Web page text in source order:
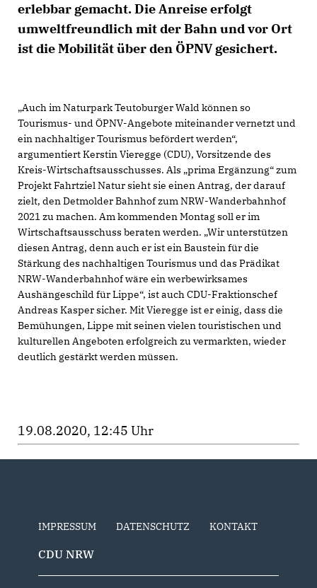
erlebbar gemacht. Die Anreise erfolgt
umweltfreundlich mit der Bahn und vor Ort
ist die Mobilität über den ÖPNV gesichert.
Auch im Naturpark Teutoburger Wald können so
Tourismus- und ÖPNV-Angebote miteinander vernetzt und
ein nachhaltiger Tourismus befördert werden“,
argumentiert Kerstin Vieregge (CDU), Vorsitzende des
Kreis-Wirtschaftsausschusses. Als „prima Ergänzung“ zum
Projekt Fahrtziel Natur sieht sie einen Antrag, der darauf
zielt, den Detmolder Bahnhof zum NRW-Wanderbahnhof
2021 zu machen. Am kommenden Montag soll er im
Wirtschaftsausschuss beraten werden. „Wir unterstützen
diesen Antrag, denn auch er ist ein Baustein für die
Stärkung des nachhaltigen Tourismus und das Prädikat
NRW-Wanderbahnhof wäre ein werbewirksames
Aushängeschild für Lippe“, ist auch CDU-Fraktionschef
Andreas Kasper sicher. Mit Vieregge ist er einig, dass die
Bemühungen, Lippe mit seinen vielen touristischen und
kulturellen Angeboten erfolgreich zu vermarkten, wieder
deutlich gestärkt werden müssen.
19.08.2020, 12:45 Uhr
IMPRESSUM DATENSCHUTZ KONTAKT
CDU NRW